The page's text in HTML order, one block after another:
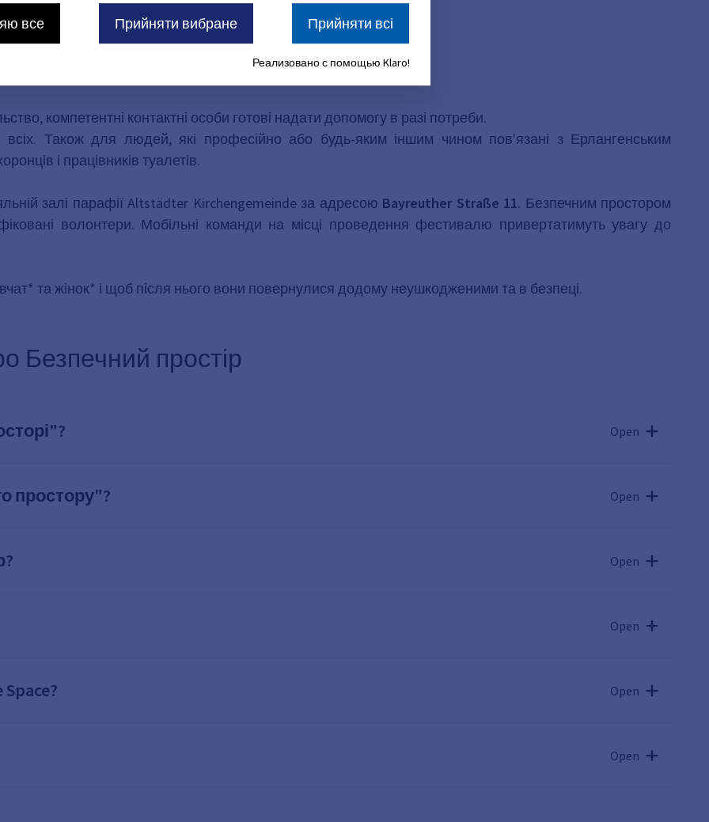
коли
компетентні контактні особи готові надати допомогу в разі потреби.
Також для людей, які професійно або будь-яким іншим чином пов'язані з Ерлангенським
і працівників туалетів.
залі парафії Altstädter Kirchengemeinde за адресою Bayreuther Straße 11. Безпечним простором
волонтери. Мобільні команди на місці проведення фестивалю привертатимуть увагу до
та жінок* і щоб після нього вони повернулися додому неушкодженими та в безпеці.
Безпечний простір
Open
простору"? Open
Open
Open
Open
Open
все Прийняти вибране Прийняти всі
Реализовано с помощью Klaro!